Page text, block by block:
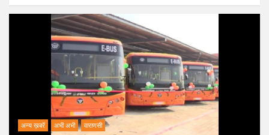
अन्य ख़बरें अभी अभी वाराणसी